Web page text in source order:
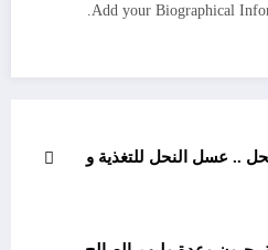
Add your Biographical
اسرار الشفاء بـ عسل النحل .. عسل النحل للتغذية و